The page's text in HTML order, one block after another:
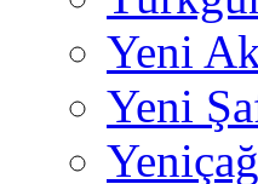
Yeni
Yeni
Yeniçağ